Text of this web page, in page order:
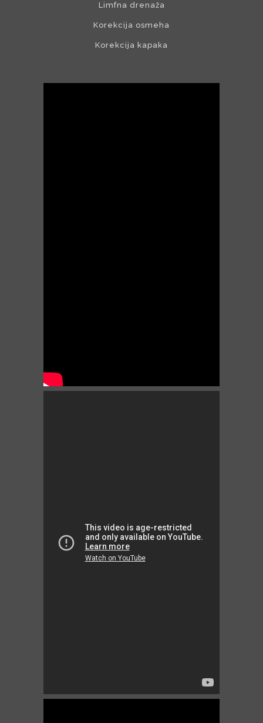
Limfna drenaža
Korekcija osmeha
Korekcija kapaka